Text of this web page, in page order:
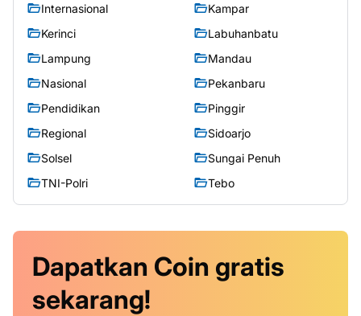
Internasional
Kampar
Kerinci
Labuhanbatu
Lampung
Mandau
Nasional
Pekanbaru
Pendidikan
Pinggir
Regional
Sidoarjo
Solsel
Sungai Penuh
TNI-Polri
Tebo
Dapatkan Coin gratis
sekarang!